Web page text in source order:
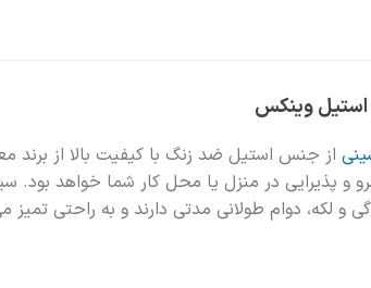
وینکس
از جنس استیل ضد زنگ با کیفیت بالا از برند
سرو و پذیرایی در منزل یا محل کار شما خواهد
و لکه، دوام طولانی مدتی دارند و به راحتی تمیز